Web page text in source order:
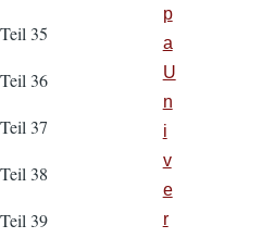
Teil 35
Teil 36
Teil 37
Teil 38
Teil 39
p
a
U
n
i
v
e
r